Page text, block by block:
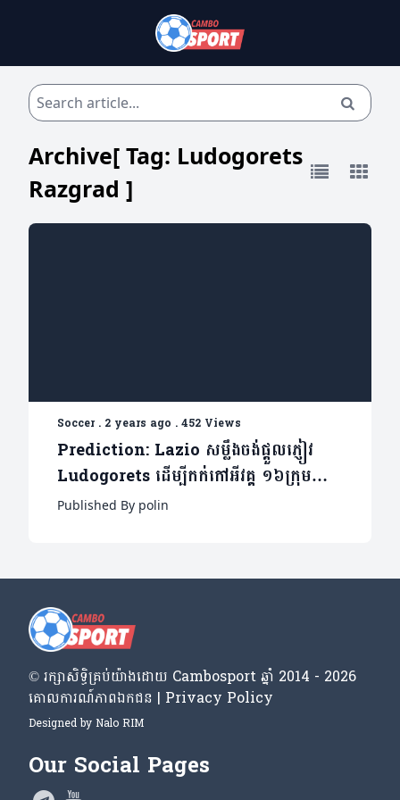
Archive[ Tag: Ludogorets
Razgrad ]
Soccer. 2 years ago .452 Views
Prediction: Lazio សម្លឹងចង់ផ្តួលភ្ញៀវ
Ludogorets ដើម្បីកក់កៅអីវគ្គ ១៦ក្រុម
Europa League
Published By polin
© រក្សា​សិទ្ធិ​គ្រប់​យ៉ាង​ដោយ​ Cambosport ឆ្នាំ 2014 - 2026
គោលការណ៍​ភាព​ឯកជន | Privacy Policy
Designed by Nalo RIM
Our Social Pages